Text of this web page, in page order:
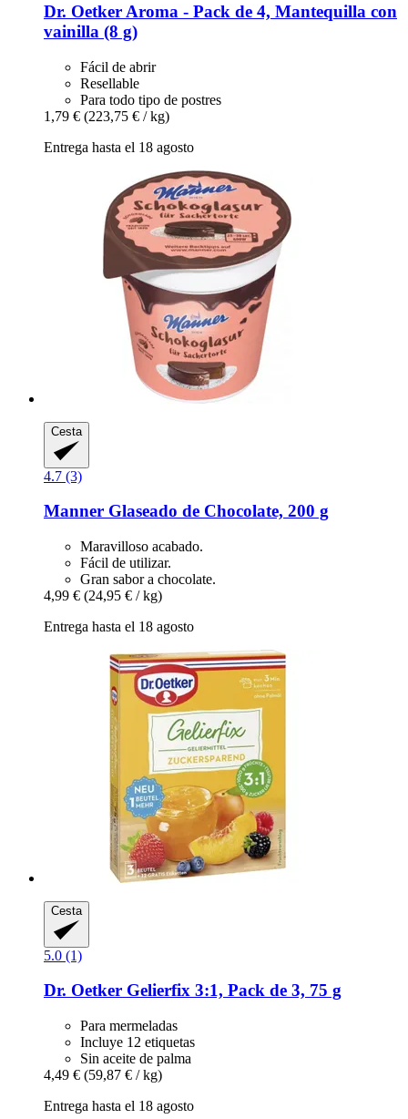
Dr. OetkerAroma -​ Pack de 4, Mantequilla con
vainilla (8 g)
Fácil de abrir
Resellable
Para todo tipo de postres
1,79 € (223,75 € / kg)
Entrega hasta el 18 agosto
Cesta
4.7 (3)
Manner Glaseado de Chocolate, 200 g
Maravilloso acabado.
Fácil de utilizar.
Gran sabor a chocolate.
4,99 € (24,95 € / kg)
Entrega hasta el 18 agosto
Cesta
5.0 (1)
Dr. Oetker Gelierfix 3:1, Pack de 3, 75 g
Para mermeladas
Incluye 12 etiquetas
Sin aceite de palma
4,49 € (59,87 € / kg)
Entrega hasta el 18 agosto